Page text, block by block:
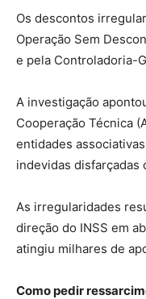
Os descontos
Operação Sem
e pela Controladoria-
A investigação
Cooperação Técnica
entidades
indevidas disfarçadas
As irregularidades
direção do INSS em
atingiu milhares de
Como pedir